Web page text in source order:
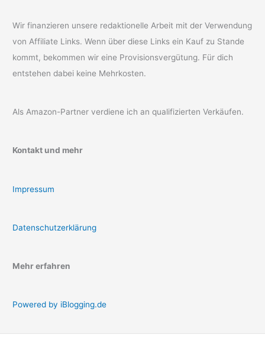
Wir finanzieren unsere redaktionelle Arbeit mit der Verwendung
von Affiliate Links. Wenn über diese Links ein Kauf zu Stande
kommt, bekommen wir eine Provisionsvergütung. Für dich
entstehen dabei keine Mehrkosten.
Als Amazon-Partner verdiene ich an qualifizierten Verkäufen.
Kontakt und mehr
Impressum
Datenschutzerklärung
Mehr erfahren
Powered by iBlogging.de